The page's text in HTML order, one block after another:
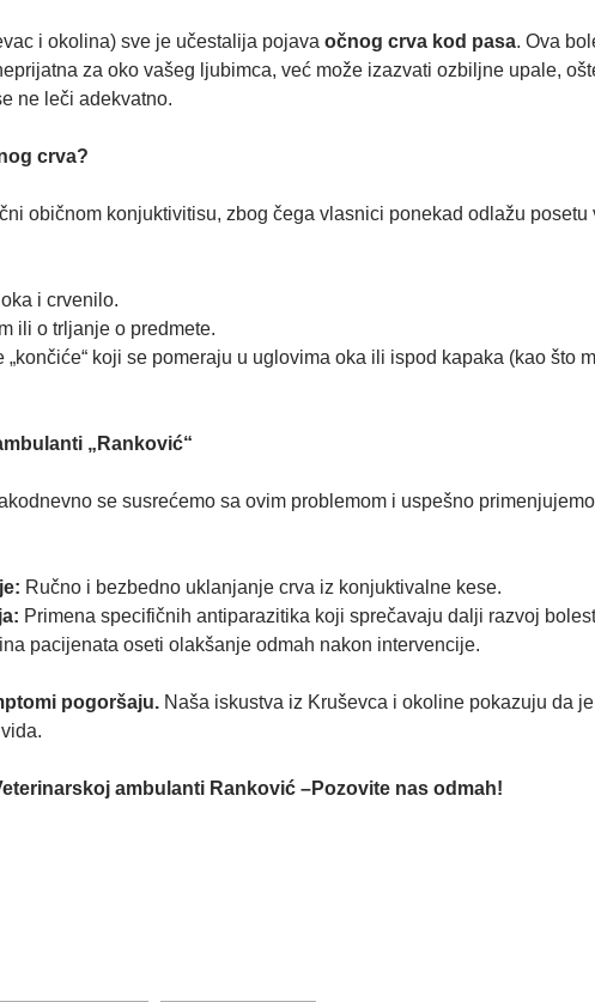
i okolina) sve je učestalija pojava očnog crva kod pasa. Ova
za oko vašeg ljubimca, već može izazvati ozbiljne upale,
ne leči adekvatno.
crva?
običnom konjuktivitisu, zbog čega vlasnici ponekad odlažu posetu
i crvenilo.
ili o trljanje o predmete.
koji se pomeraju u uglovima oka ili ispod kapaka (kao što
„Ranković“
se susrećemo sa ovim problemom i uspešno
Ručno i bezbedno uklanjanje crva iz konjuktivalne kese.
Primena specifičnih antiparazitika koji sprečavaju dalji razvoj
pacijenata oseti olakšanje odmah nakon intervencije.
pogoršaju.Naša iskustva iz Kruševca i okoline pokazuju da
ambulanti Ranković –Pozovite nas odmah!